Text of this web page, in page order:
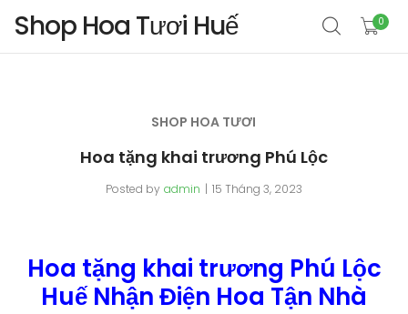
Shop Hoa Tươi Huế 0
SHOP HOA TƯƠI
Hoa tặng khai trương Phú Lộc
Posted by admin 15 Tháng 3, 2023
Hoa tặng khai trương Phú Lộc
Huế Nhận Điện Hoa Tận Nhà